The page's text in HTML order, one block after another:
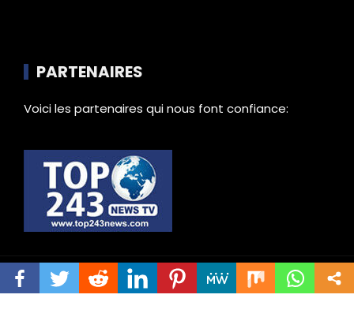
PARTENAIRES
Voici les partenaires qui nous font confiance:
© Tous droits réservés | Top243news.com 2023by E